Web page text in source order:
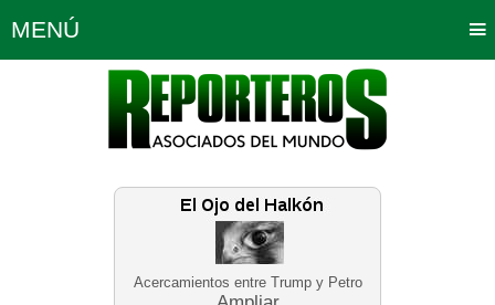
Acercamientos entre Trump y Petro
MENÚ
Política Opinión Bogotá
Planeta Tierra Deportes
Educación Neira